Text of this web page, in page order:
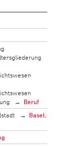
Beruf
Basel,